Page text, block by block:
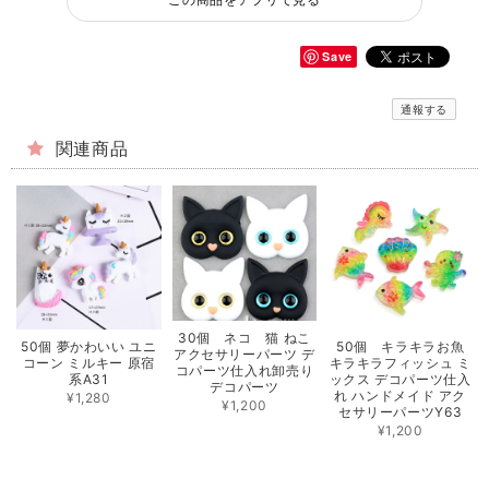
Save
通報する
関連商品
50個 夢かわいい ユニ
コーン ミルキー 原宿
系A31
¥1,280
30個 ネコ 猫 ねこ
アクセサリーパーツ デ
コパーツ仕入れ卸売り
デコパーツ
¥1,200
50個 キラキラお魚
キラキラフィッシュ ミ
ックス デコパーツ仕入
れ ハンドメイド アク
セサリーパーツY63
¥1,200